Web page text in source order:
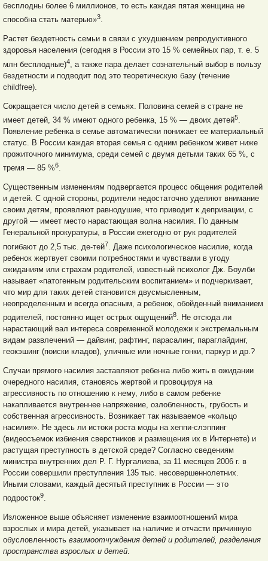
бесплодны более 6 миллионов, то есть каждая пятая женщина не
способна стать матерью»3.
Растет бездетность семьи в связи с ухудшением репродуктивного
здоровья населения (сегодня в России это 15 % семейных пар, т. е. 5
млн бесплодные)4
, а также пара делает сознательный выбор в пользу
бездетности и подводит под это теоретическую базу (течение
childfree).
Сокращается число детей в семьях. Половина семей в стране не
имеет детей, 34 % имеют одного ребенка, 15 % — двоих детей5.
Появление ребенка в семье автоматически понижает ее материальный
статус. В России каждая вторая семья с одним ребенком живет ниже
прожиточного минимума, среди семей с двумя детьми таких 65 %, с
тремя — 85 %6.
Существенным изменениям подвергается процесс общения родителей
и детей. С одной стороны, родители недостаточно уделяют внимание
своим детям, проявляют равнодушие, что приводит к депривации, с
другой — имеет место нарастающая волна насилия. По данным
Генеральной прокуратуры, в России ежегодно от рук родителей
погибают до 2,5 тыс. де-тей7
. Даже психологическое насилие, когда
ребенок жертвует своими потребностями и чувствами в угоду
ожиданиям или страхам родителей, известный психолог Дж. Боулби
называет «патогенным родительским воспитанием» и подчеркивает,
что мир для таких детей становится двусмысленным,
неопределенным и всегда опасным, а ребенок, обойденный вниманием
родителей, постоянно ищет острых ощущений8. Не отсюда ли
нарастающий вал интереса современной молодежи к экстремальным
видам развлечений — дайвинг, рафтинг, парасалинг, параглайдинг,
геокэшинг (поиски кладов), уличные или ночные гонки, паркур и др.?
Случаи прямого насилия заставляют ребенка либо жить в ожидании
очередного насилия, становясь жертвой и провоцируя на
агрессивность по отношению к нему, либо в самом ребенке
накапливается внутреннее напряжение, озлобленность, грубость и
собственная агрессивность. Возникает так называемое «кольцо
насилия». Не здесь ли истоки роста моды на хеппи-слэппинг
(видеосъемок избиения сверстников и размещения их в Интернете) и
растущая преступность в детской среде? Согласно сведениям
министра внутренних дел Р. Г. Нургалиева, за 11 месяцев 2006 г. в
России совершили преступления 135 тыс. несовершеннолетних.
Иными словами, каждый десятый преступник в России — это
подросток9.
Изложенное выше объясняет изменение взаимоотношений мира
взрослых и мира детей, указывает на наличие и отчасти причинную
обусловленность взаимоотчуждения детей и родителей, разделения
пространства взрослых и детей.